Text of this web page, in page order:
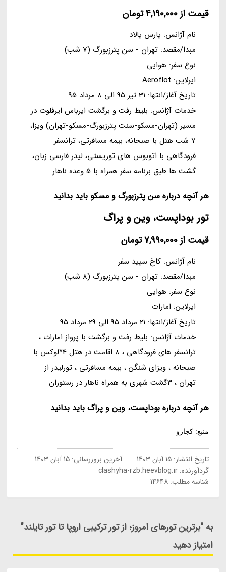
قیمت از 4,190,000 تومان
نام آژانس: پارس پالاد
مبدا/مقصد: تهران - سن پترزبورگ (7 شب)
نوع سفر: هوایی
ایرلاین: Aeroflot
تاریخ آغاز/انتها: 31 تیر 95 الی 8 مرداد 95
خدمات آژانس: بلیط رفت و برگشت ایرباس ایرفلوت در
مسیر (تهران-مسکو-سنت پترزبورگ-مسکو-تهران) ویزا،
7 شب هتل با صبحانه، بیمه مسافرتی، ترانسفر
فرودگاهی با اتوبوس های توریستی، لیدر فارسی زبان،
گشت ها طبق برنامه سفر همراه با 5 وعده ناهار
هر آنچه درباره سن پترزبورگ و مسکو باید بدانید
تور بوداپست، وین و پراگ
قیمت از 7,990,000 تومان
نام آژانس: کاخ سپید سفر
مبدا/مقصد: تهران - سن پترزبورگ (8 شب)
نوع سفر: هوایی
ایرلاین: امارات
تاریخ آغاز/انتها: 21 مرداد 95 الی 29 مرداد 95
خدمات آژانس: بلیط رفت و برگشت با پرواز امارات ،
ترانسفر های فرودگاهی ، 8 اقامت در هتل 4*لوکس با
صبحانه ، ویزای شنگن ، بیمه مسافرتی ، تورلیدر از
تهران ، 3گشت شهری به همراه ناهار در رستوران
هر آنچه درباره بوداپست، وین و پراگ باید بدانید
منبع: کجارو
تاریخ انتشار:15 آبان 1403 آخرین بروزرسانی:15 آبان 1403
گردآورنده:clashyha-rzb.heevblog.ir
شناسه مطلب: 14648
به "برترین تورهای امروز؛ از تور ترکیبی اروپا تا تور تایلند"
امتیاز دهید